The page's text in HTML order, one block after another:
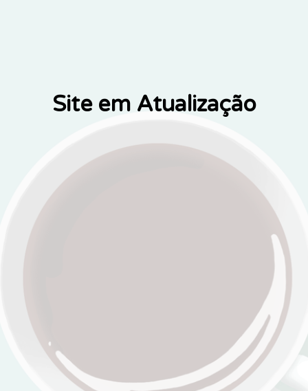
Site em Atualização